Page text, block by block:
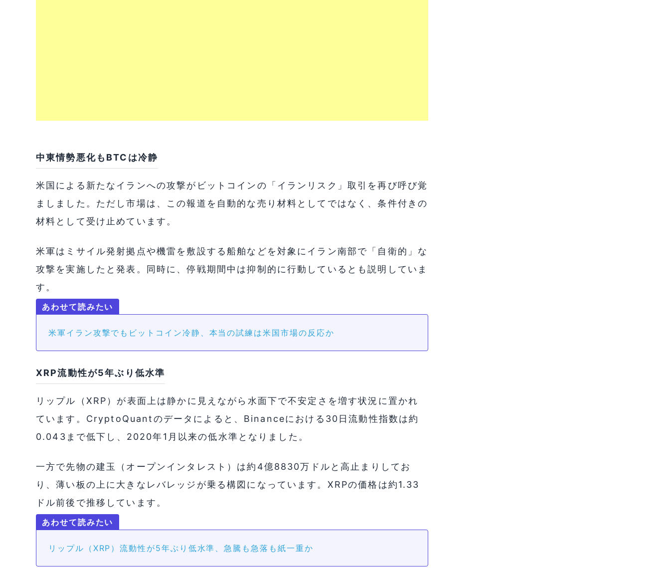
中東情勢悪化もBTCは冷静
米国による新たなイランへの攻撃がビットコインの「イランリスク」取引を再び呼び覚
ましました。ただし市場は、この報道を自動的な売り材料としてではなく、条件付きの
材料として受け止めています。
米軍はミサイル発射拠点や機雷を敷設する船舶などを対象にイラン南部で「自衛的」な
攻撃を実施したと発表。同時に、停戦期間中は抑制的に行動しているとも説明していま
す。
米軍イラン攻撃でもビットコイン冷静、本当の試練は米国市場の反応か
XRP流動性が5年ぶり低水準
リップル（XRP）が表面上は静かに見えながら水面下で不安定さを増す状況に置かれ
ています。CryptoQuantのデータによると、Binanceにおける30日流動性指数は約
0.043まで低下し、2020年1月以来の低水準となりました。
一方で先物の建玉（オープンインタレスト）は約4億8830万ドルと高止まりしてお
り、薄い板の上に大きなレバレッジが乗る構図になっています。XRPの価格は約1.33
ドル前後で推移しています。
リップル（XRP）流動性が5年ぶり低水準、急騰も急落も紙一重か